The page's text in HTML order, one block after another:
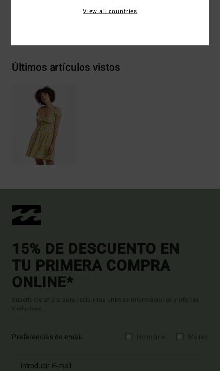
Últimos artículos vistos
15% DE DESCUENTO EN
TU PRIMERA COMPRA
ONLINE*
Suscríbete ahora para recibir las ultimas informaciones y ofertas
exclusivas.
Preferencias de email
View all countries